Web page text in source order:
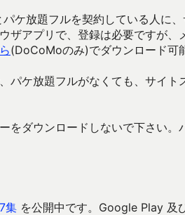
ケ放題フルを契約している人に
ザアプリで、登録は必要ですが、
(DoCoMoのみ)でダウンロード可
パケ放題フルがなくても、サイト
ダウンロードしないで下さい。
集 を公開中です。Google Play 及